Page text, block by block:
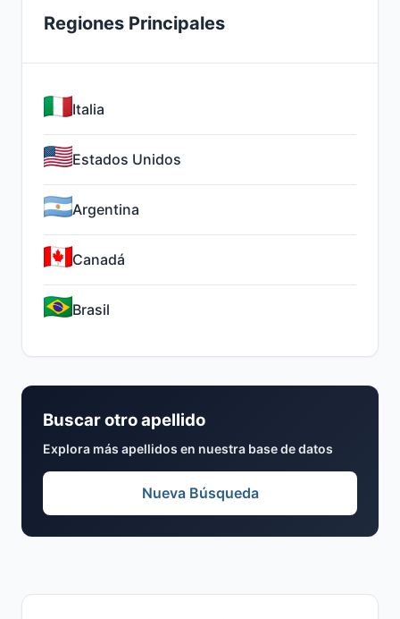
Regiones Principales
Italia
Estados Unidos
Argentina
Canadá
Brasil
Buscar otro apellido
Explora más apellidos en nuestra base de datos
Nueva Búsqueda